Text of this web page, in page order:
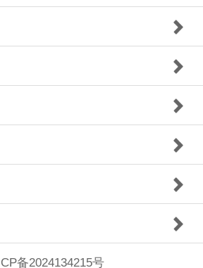
备2024134215号